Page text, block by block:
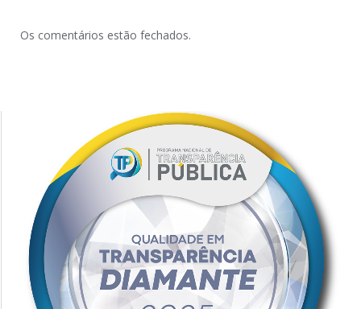
Os comentários estão fechados.